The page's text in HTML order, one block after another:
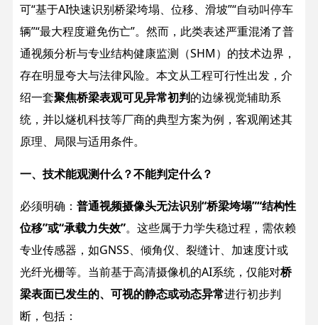
可“基于AI快速识别桥梁垮塌、位移、滑坡”“自动叫停车
辆”“最大程度避免伤亡”。然而，此类表述严重混淆了普
通视频分析与专业结构健康监测（SHM）的技术边界，
存在明显夸大与法律风险。本文从工程可行性出发，介
绍一套聚焦桥梁表观可见异常初判的边缘视觉辅助系
统，并以燧机科技等厂商的典型方案为例，客观阐述其
原理、局限与适用条件。
一、技术能观测什么？不能判定什么？
必须明确： 普通视频摄像头无法识别“桥梁垮塌”“结构性
位移”或“承载力失效”。这些属于力学失稳过程，需依赖
专业传感器，如GNSS、倾角仪、裂缝计、加速度计或
光纤光栅等。当前基于高清摄像机的AI系统，仅能对桥
梁表面已发生的、可视的静态或动态异常进行初步判
断，包括：